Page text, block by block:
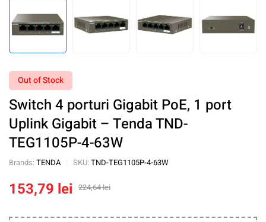
Out of Stock
Switch 4 porturi Gigabit PoE, 1 port
Uplink Gigabit – Tenda TND-
TEG1105P-4-63W
Brands: TENDA SKU: TND-TEG1105P-4-63W
224,64lei
153,79 lei